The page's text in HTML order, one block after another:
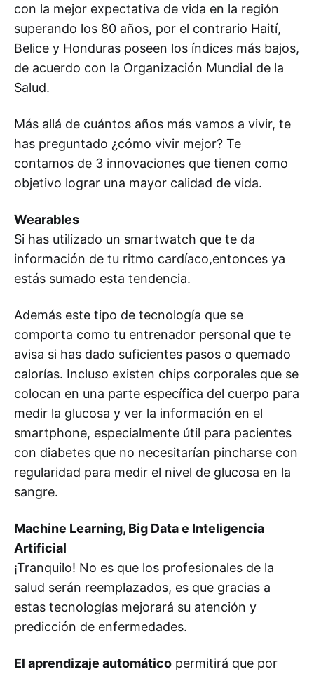
con la mejor expectativa de vida en la región
superando los 80 años, por el contrario Haití,
Belice y Honduras poseen los índices más bajos,
de acuerdo con la Organización Mundial de la
Salud.
Más allá de cuántos años más vamos a vivir, te
has preguntado ¿cómo vivir mejor? Te
contamos de 3 innovaciones que tienen como
objetivo lograr una mayor calidad de vida.
Wearables
Si has utilizado un smartwatch que te da
información de tu ritmo cardíaco,entonces ya
estás sumado esta tendencia.
Además este tipo de tecnología que se
comporta como tu entrenador personal que te
avisa si has dado suficientes pasos o quemado
calorías. Incluso existen chips corporales que se
colocan en una parte específica del cuerpo para
medir la glucosa y ver la información en el
smartphone, especialmente útil para pacientes
con diabetes que no necesitarían pincharse con
regularidad para medir el nivel de glucosa en la
sangre.
Machine Learning, Big Data e Inteligencia
Artificial
¡Tranquilo! No es que los profesionales de la
salud serán reemplazados, es que gracias a
estas tecnologías mejorará su atención y
predicción de enfermedades.
El aprendizaje automático permitirá que por